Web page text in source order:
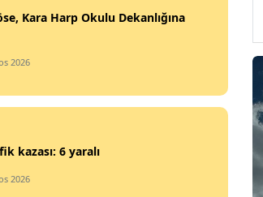
Mardin
Kara Harp Okulu Dekanlığına
2026
kazası: 6 yaralı
2026